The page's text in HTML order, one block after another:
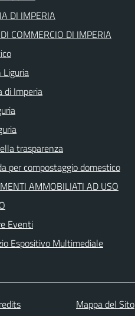
DI IMPERIA
COMMERCIO DI IMPERIA
Liguria
di Imperia
trasparenza
per compostaggio domestico
AMMOBILIATI AD USO
Eventi
Espositivo Multimediale
Mappa del Sito